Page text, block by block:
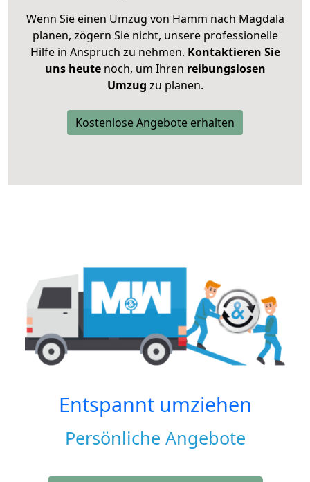
Wenn Sie einen Umzug von Hamm nach Magdala
planen, zögern Sie nicht, unsere professionelle
Hilfe in Anspruch zu nehmen. Kontaktieren Sie
uns heutenoch, um Ihren reibungslosen
Umzug zu planen.
Kostenlose Angebote erhalten
Entspannt umziehen
Persönliche Angebote